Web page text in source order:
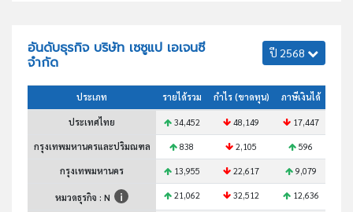
อันดับธุรกิจ บริษัท เซซูแป เอเจนซี
จำกัด
ปี 2568
ประเภท รายได้รวม กำไร (ขาดทุน) ภาษีเงินได้
ประเทศไทย 34,452 48,149 17,447
กรุงเทพมหานครและปริมณฑล 838 2,105 596
กรุงเทพมหานคร 13,955 22,617 9,079
หมวดธุรกิจ : N 21,062 32,512 12,636